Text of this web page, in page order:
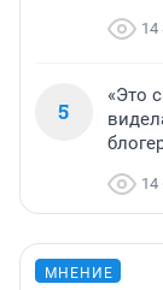
14
5
«Это
14
МНЕНИЕ